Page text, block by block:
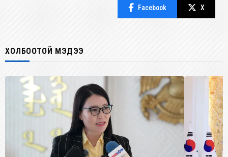
Facebook X
ХОЛБООТОЙ МЭДЭЭ